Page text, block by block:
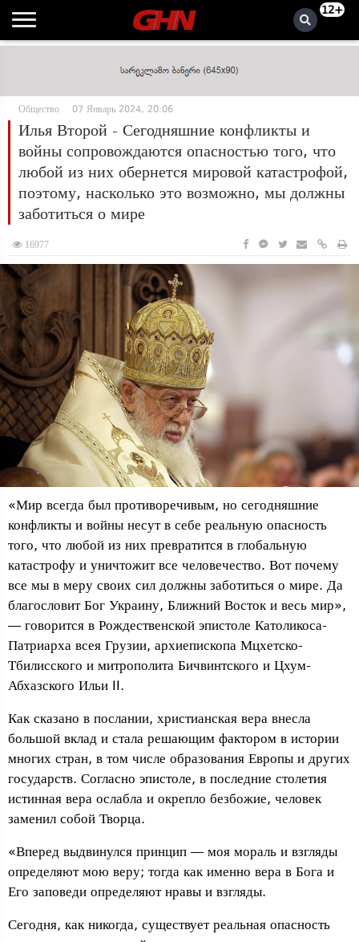
12+
Общество 07 Январь 2024, 20:06
Илья Второй - Сегодняшние конфликты и
войны сопровождаются опасностью того, что
любой из них обернется мировой катастрофой,
поэтому, насколько это возможно, мы должны
заботиться о мире
16977
«Мир всегда был противоречивым, но сегодняшние
конфликты и войны несут в себе реальную опасность
того, что любой из них превратится в глобальную
катастрофу и уничтожит все человечество. Вот почему
все мы в меру своих сил должны заботиться о мире. Да
благословит Бог Украину, Ближний Восток и весь мир»,
— говорится в Рождественской эпистоле Католикоса-
Патриарха всея Грузии, архиепископа Мцхетско-
Тбилисского и митрополита Бичвинтского и Цхум-
Абхазского Ильи II.
Как сказано в послании, христианская вера внесла
большой вклад и стала решающим фактором в истории
многих стран, в том числе образования Европы и других
государств. Согласно эпистоле, в последние столетия
истинная вера ослабла и окрепло безбожие, человек
заменил собой Творца.
«Вперед выдвинулся принцип — моя мораль и взгляды
определяют мою веру; тогда как именно вера в Бога и
Его заповеди определяют нравы и взгляды.
Сегодня, как никогда, существует реальная опасность